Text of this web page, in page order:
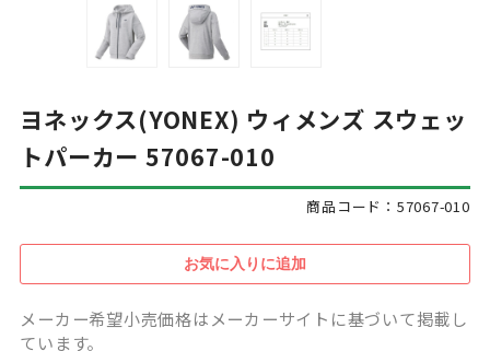
ヨネックス(YONEX) ウィメンズ スウェッ
トパーカー 57067-010
商品コード：57067-010
メーカー希望小売価格はメーカーサイトに基づいて掲載し
ています。